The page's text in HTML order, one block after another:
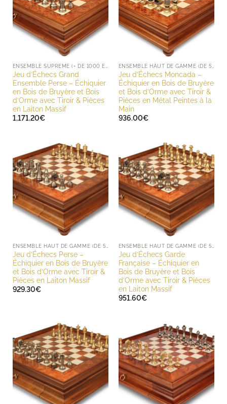
Jeu d’Échecs Grand
Ensemble Perse – Échiquier
en Bois de Bruyère et Bois
d’Orme avec Tiroir & Pièces
en Laiton Massif
1,171.20€
Jeu d’Échecs Moncada –
Échiquier en Bois de Bruyère
et Bois d’Orme avec Tiroir &
Pièces en Métal Peintes à la
Main
936.00€
Jeu d’Échecs Perse –
Échiquier en Bois de Bruyère
et Bois d’Orme avec Tiroir &
Pièces en Laiton Massif
929.30€
Jeu d’Échecs Garde
Française – Échiquier en
Bois de Bruyère et Bois
d’Orme avec Tiroir & Pièces
en Laiton Massif
951.60€